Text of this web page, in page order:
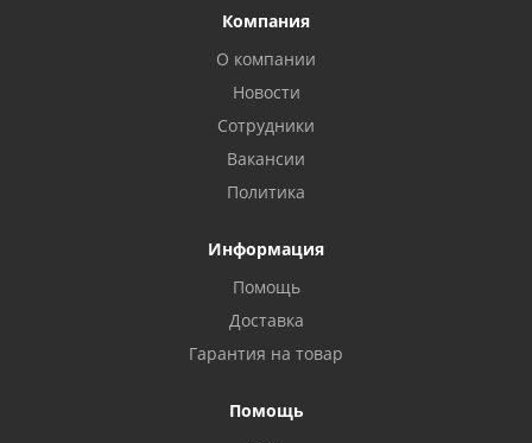
Компания
О компании
Новости
Сотрудники
Вакансии
Политика
Информация
Помощь
Доставка
Гарантия на товар
Помощь